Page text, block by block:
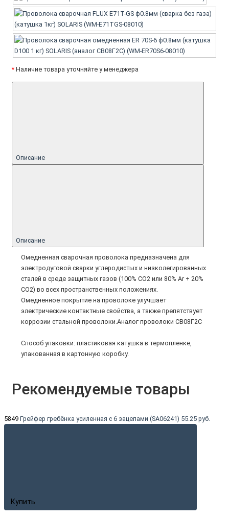
* Наличие товара уточняйте у менеджера
Описание
Описание
Омедненная сварочная проволока предназначена для
электродуговой сварки углеродистых и низколегированных
сталей в среде защитных газов (100% CO2 или 80% Ar + 20%
CO2) во всех пространственных положениях.
Омедненное покрытие на проволоке улучшает
электрические контактные свойства, а также препятствует
коррозии стальной проволоки.Аналог проволоки СВ08Г2С
Способ упаковки: пластиковая катушка в термопленке,
упакованная в картонную коробку.
Рекомендуемые товары
5849 Грейфер гребёнка усиленная с 6 зацепами (SA06241) 55.25 руб.
Купить